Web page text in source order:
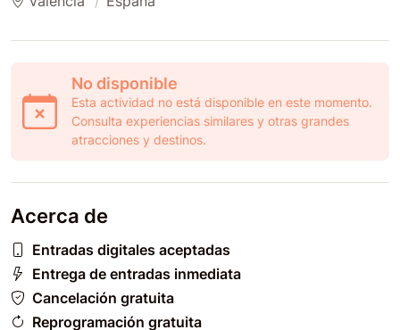
No disponible
Esta actividad no está disponible en este momento.
Consulta experiencias similares y otras grandes
atracciones y destinos.
Acerca de
Entradas digitales aceptadas
Entrega de entradas inmediata
Cancelación gratuita
Reprogramación gratuita